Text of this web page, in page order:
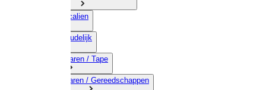
07) Chemicalien
08) Huishoudelijk
09) Touwwaren / Tape
10) IJzerwaren / Gereedschappen